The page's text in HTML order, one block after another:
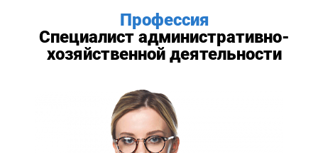
Профессия
Специалист административно-
хозяйственной деятельности